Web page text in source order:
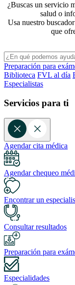
¿Buscas un servicio
salud o
Usa nuestro
que
Preparación para
Biblioteca FVL al día
Especialistas
Servicios para ti
Agendar cita médica
Agendar chequeo
Encontrar un
Consultar resultados
Preparación para
Especialidades